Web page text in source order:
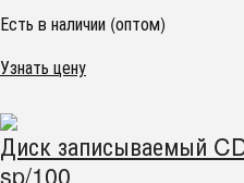
Есть в наличии (оптом)
Узнать цену
Диск записываемый
sp/100